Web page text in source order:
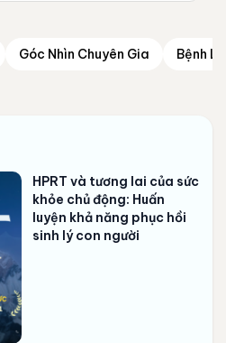
Góc Nhìn Chuyên Gia Bệnh
HPRT và tương lai của sức
khỏe chủ động: Huấn
luyện khả năng phục hồi
sinh lý con người